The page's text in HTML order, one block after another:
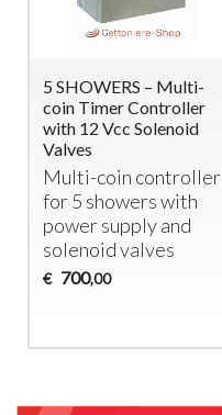
5 SHOWERS – Multi-
coin Timer Controller
with 12 Vcc Solenoid
Valves
Multi-coin controller
for 5 showers with
power supply and
solenoid valves
€ 700,00